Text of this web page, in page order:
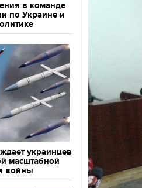
в команде
по Украине и
украинцев
масштабной
войны